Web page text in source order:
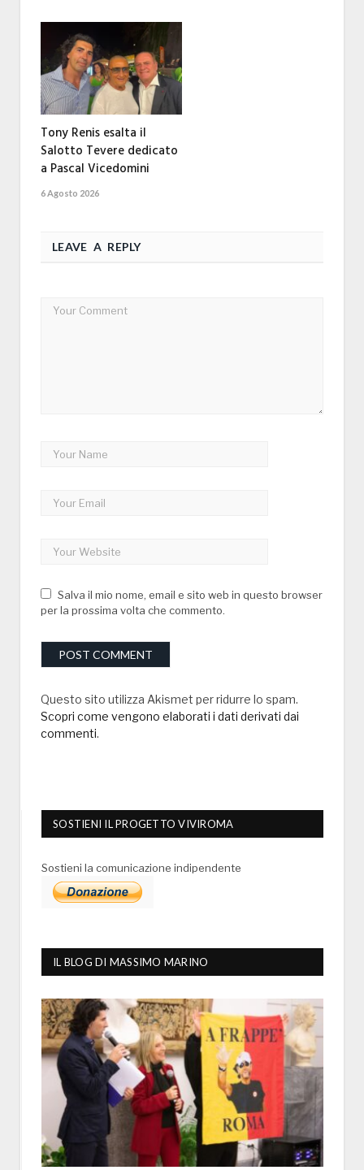
Tony Renis esalta il
Salotto Tevere dedicato
a Pascal Vicedomini
6 Agosto 2026
LEAVE A REPLY
Salva il mio nome, email e sito web in questo browser
per la prossima volta che commento.
Questo sito utilizza Akismet per ridurre lo spam.
Scopri come vengono elaborati i dati derivati dai
commenti.
SOSTIENI IL PROGETTO VIVIROMA
Sostieni la comunicazione indipendente
IL BLOG DI MASSIMO MARINO